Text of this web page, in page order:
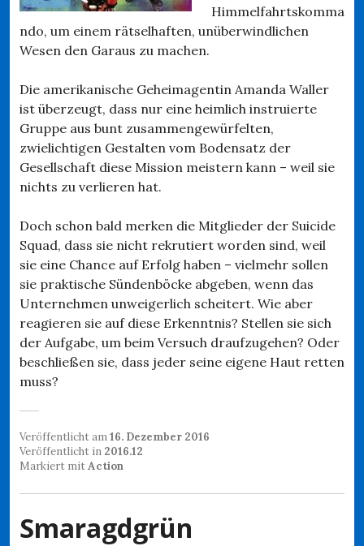
Himmelfahrtskomma
ndo, um einem rätselhaften, unüberwindlichen
Wesen den Garaus zu machen.
Die amerikanische Geheimagentin Amanda Waller
ist überzeugt, dass nur eine heimlich instruierte
Gruppe aus bunt zusammengewürfelten,
zwielichtigen Gestalten vom Bodensatz der
Gesellschaft diese Mission meistern kann – weil sie
nichts zu verlieren hat.
Doch schon bald merken die Mitglieder der Suicide
Squad, dass sie nicht rekrutiert worden sind, weil
sie eine Chance auf Erfolg haben – vielmehr sollen
sie praktische Sündenböcke abgeben, wenn das
Unternehmen unweigerlich scheitert. Wie aber
reagieren sie auf diese Erkenntnis? Stellen sie sich
der Aufgabe, um beim Versuch draufzugehen? Oder
beschließen sie, dass jeder seine eigene Haut retten
muss?
Veröffentlicht am16. Dezember 2016
Veröffentlicht in 2016.12
Markiert mitAction
Smaragdgrün